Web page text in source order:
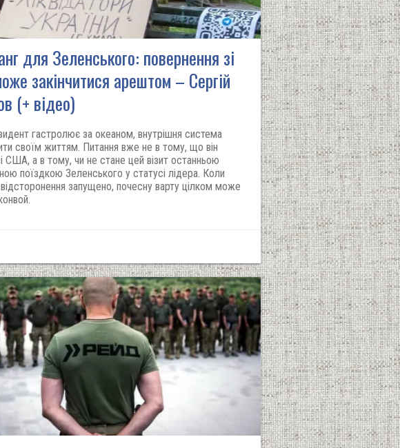
для Зеленського: повернення зі
закінчитися арештом – Сергій
(+ відео)
гастролює за океаном, внутрішня система
своїм життям. Питання вже не в тому, що він
США, а в тому, чи не стане цей візит останньою
поїздкою Зеленського у статусі лідера. Коли
запущено, почесну варту цілком може